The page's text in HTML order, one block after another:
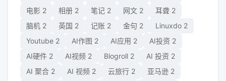
电影 2 相册 2 笔记 2 网文 2 耳聋 2
脑机 2 英国 2 记账 2 金句 2 Linuxdo 2
Youtube 2 AI作图 2 AI应用 2 AI投资 2
AI硬件 2 AI视频 2 Blogroll 2 AI 投资 2
AI 聚合 2 AI 视频 2 云旅行 2 亚马逊 2